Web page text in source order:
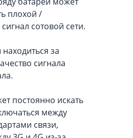
плохой /
сотовой сети.
за
сигнала
постоянно искать
между
связи,